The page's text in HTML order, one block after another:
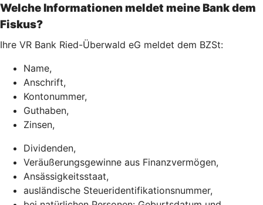
Welche Informationen meldet meine Bank dem
Fiskus?
Ihre VR Bank Ried-Überwald eG meldet dem BZSt:
Name,
Anschrift,
Kontonummer,
Guthaben,
Zinsen,
Dividenden,
Veräußerungsgewinne aus Finanzvermögen,
Ansässigkeitsstaat,
ausländische Steueridentifikationsnummer,